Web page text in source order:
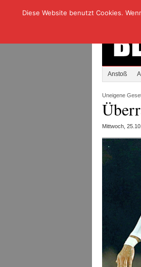
Anstoß
Uneigene
Mittwoch,
Diese Website benutzt Cookies.